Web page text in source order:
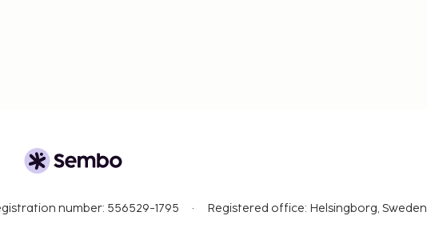
number: 556529-1795 Registered office: Helsingborg, Sweden